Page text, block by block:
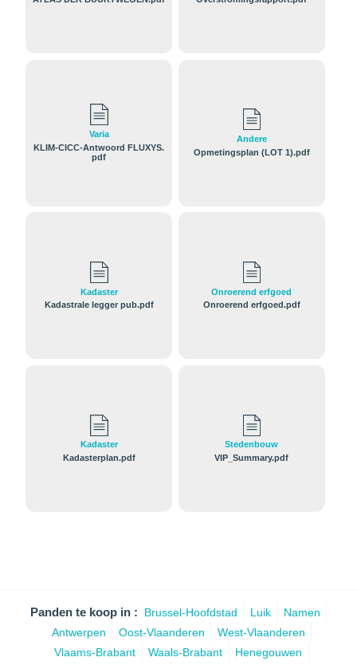
Varia
KLIM-CICC-Antwoord FLUXYS.
pdf
Andere
Opmetingsplan (LOT 1).pdf
Kadaster
Kadastrale legger pub.pdf
Onroerend erfgoed
Onroerend erfgoed.pdf
Kadaster
Kadasterplan.pdf
Stedenbouw
VIP_Summary.pdf
Panden te koop in : Brussel-Hoofdstad Luik
Namen
Antwerpen
Oost-Vlaanderen
West-Vlaanderen
Vlaams-Brabant
Waals-Brabant
Henegouwen